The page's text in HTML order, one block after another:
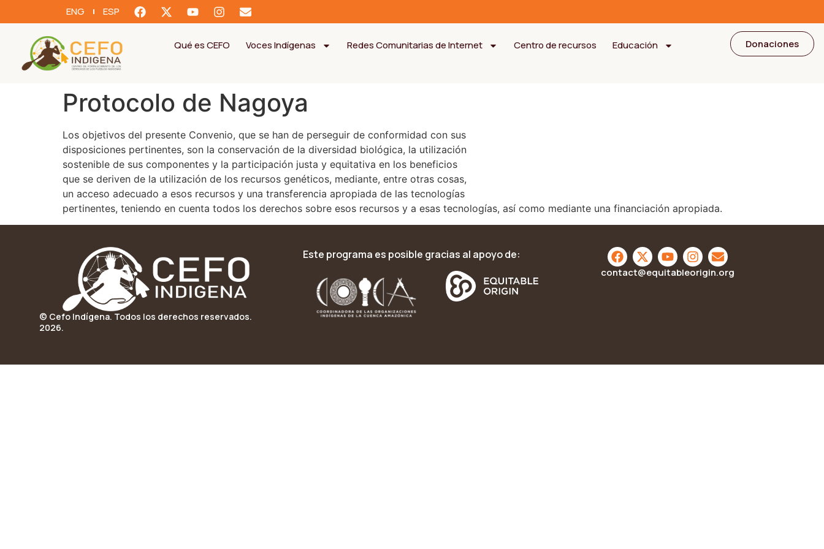
ENG ESP
Qué es CEFO Voces Indígenas Redes Comunitarias de Internet Centro de recursos Educación Donaciones
Protocolo de Nagoya
Los objetivos del presente Convenio, que se han de perseguir de conformidad con sus
disposiciones pertinentes, son la conservación de la diversidad biológica, la utilización
sostenible de sus componentes y la participación justa y equitativa en los beneficios
que se deriven de la utilización de los recursos genéticos, mediante, entre otras cosas,
un acceso adecuado a esos recursos y una transferencia apropiada de las tecnologías
pertinentes, teniendo en cuenta todos los derechos sobre esos recursos y a esas tecnologías, así como mediante una financiación apropiada.
© Cefo Indígena. Todos los derechos reservados.
2026.
Este programa es posible gracias al apoyo de:
contact@equitableorigin.org